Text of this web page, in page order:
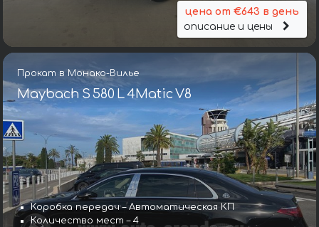
цена от €643 в день
описание и цены
Прокат в Монако-Вилье
Maybach S 580 L 4Matic V8
Коробка передач – Автоматическая КП
Количество мест – 4